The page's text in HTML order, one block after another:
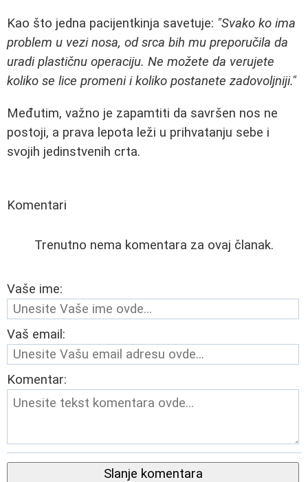
Kao što jedna pacijentkinja savetuje: "Svako ko ima
problem u vezi nosa, od srca bih mu preporučila da
uradi plastičnu operaciju. Ne možete da verujete
koliko se lice promeni i koliko postanete zadovoljniji."
Međutim, važno je zapamtiti da savršen nos ne
postoji, a prava lepota leži u prihvatanju sebe i
svojih jedinstvenih crta.
Komentari
Trenutno nema komentara za ovaj članak.
Vaše ime:
Vaš email:
Komentar:
Slanje komentara